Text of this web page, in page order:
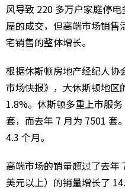
风导致 220 多万户家庭停
屋的成交，但高端市场销售
宅销售的整体增长。
根据休斯顿房地产经纪人协
市场快报》，大休斯顿地区
1.8%。休斯顿多重上市服
套，而去年 7 月为 7501 套
4.3 个月。
高端市场的销量超过了去年
美元以上）的销量增长了